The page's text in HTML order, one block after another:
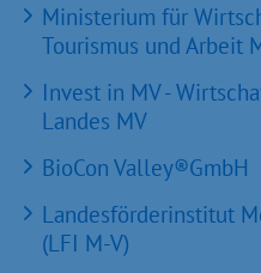
Ministerium für
Tourismus und Arbeit
Invest in MV -
Landes MV
BioCon Valley®GmbH
Landesförderinstitut
(LFI M-V)